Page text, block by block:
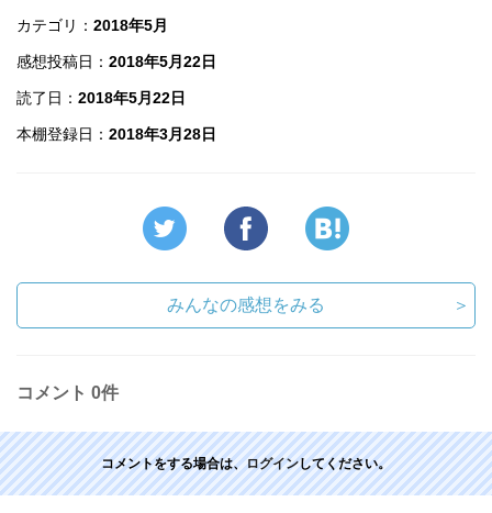
カテゴリ： 2018年5月
感想投稿日： 2018年5月22日
読了日： 2018年5月22日
本棚登録日： 2018年3月28日
みんなの感想をみる ＞
コメント 0件
コメントをする場合は、ログインしてください。